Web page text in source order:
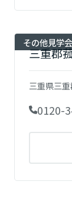
その他見学
三重郡
三重県三
0120-